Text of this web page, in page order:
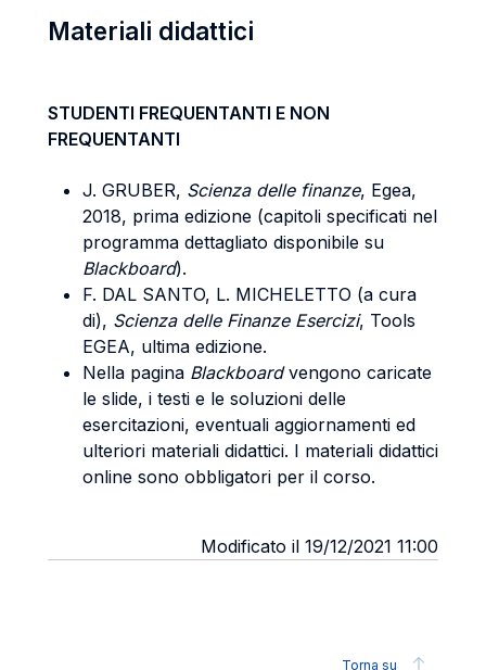
Materiali didattici
STUDENTI FREQUENTANTI E NON
FREQUENTANTI
J. GRUBER, Scienza delle finanze, Egea,
2018, prima edizione (capitoli specificati nel
programma dettagliato disponibile su
Blackboard).
F. DAL SANTO, L. MICHELETTO (a cura
di), Scienza delle Finanze Esercizi, Tools
EGEA, ultima edizione.
Nella pagina Blackboardvengono caricate
le slide, i testi e le soluzioni delle
esercitazioni, eventuali aggiornamenti ed
ulteriori materiali didattici. I materiali didattici
online sono obbligatori per il corso.
Modificato il 19/12/2021 11:00
Torna su